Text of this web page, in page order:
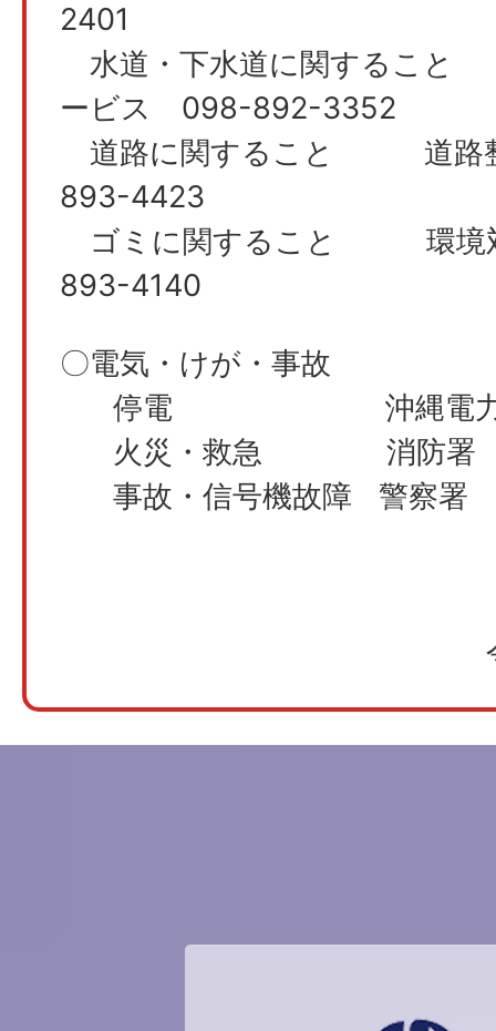
2401
水道・下水道に関するこ
ービス 098-892-3352
道路に関すること 道
893-4423
ゴミに関すること 環
893-4140
〇電気・けが・事故
停電 沖縄電力
火災・救急 消防署
事故・信号機故障 警察